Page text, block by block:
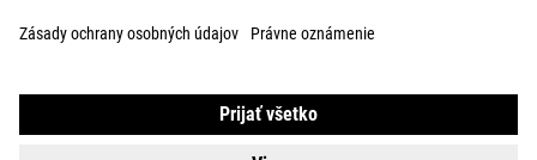
CZECH REPUBLIC SLOVENČINA